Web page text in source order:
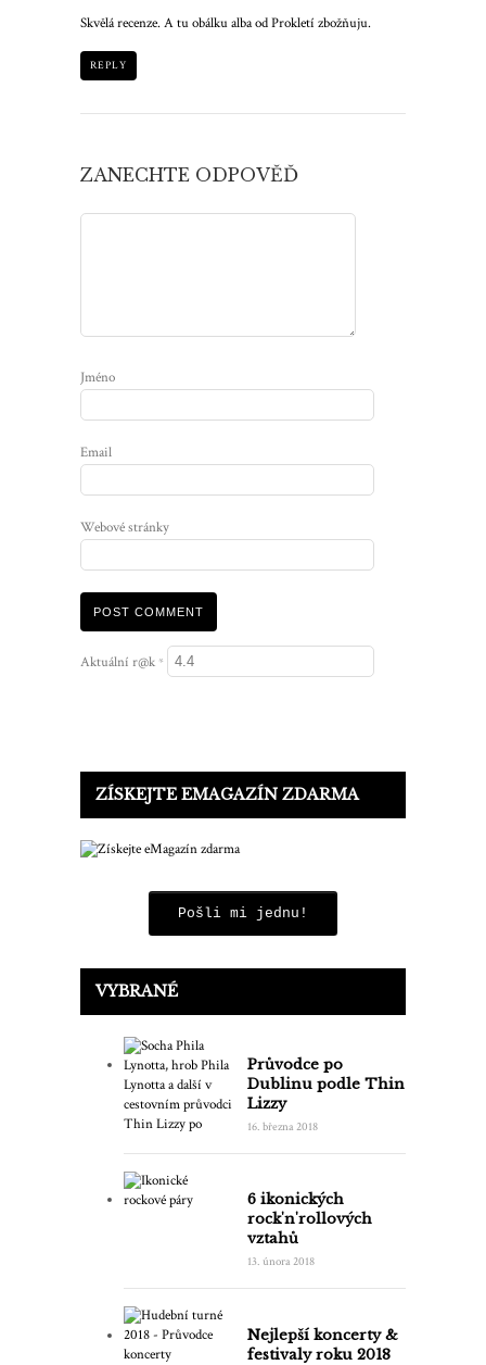
Skvělá recenze. A tu obálku alba od Prokletí zbožňuju.
REPLY
ZANECHTE ODPOVĚĎ
Jméno
Email
Webové stránky
Aktuální r@k *
ZÍSKEJTE EMAGAZÍN ZDARMA
Pošli mi jednu!
VYBRANÉ
Průvodce po
Dublinu podle Thin
Lizzy
16. března 2018
6 ikonických
rock'n'rollových
vztahů
13. února 2018
Nejlepší koncerty &
festivaly roku 2018